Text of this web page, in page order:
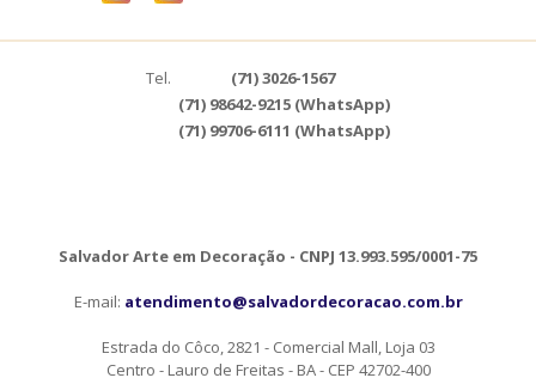
Tel.
(71) 3026-1567
(71) 98642-9215 (WhatsApp)
(71) 99706-6111 (WhatsApp)
Salvador Arte em Decoração - CNPJ 13.993.595/0001-75
E-mail: atendimento@salvadordecoracao.com.br
Estrada do Côco, 2821 - Comercial Mall, Loja 03
Centro - Lauro de Freitas - BA - CEP 42702-400